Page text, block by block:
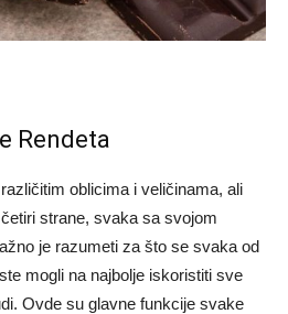
Rendeta
oblicima i veličinama, ali
strane, svaka sa svojom
je razumeti za što se svaka od
mogli na najbolje iskoristiti sve
Ovde su glavne funkcije svake